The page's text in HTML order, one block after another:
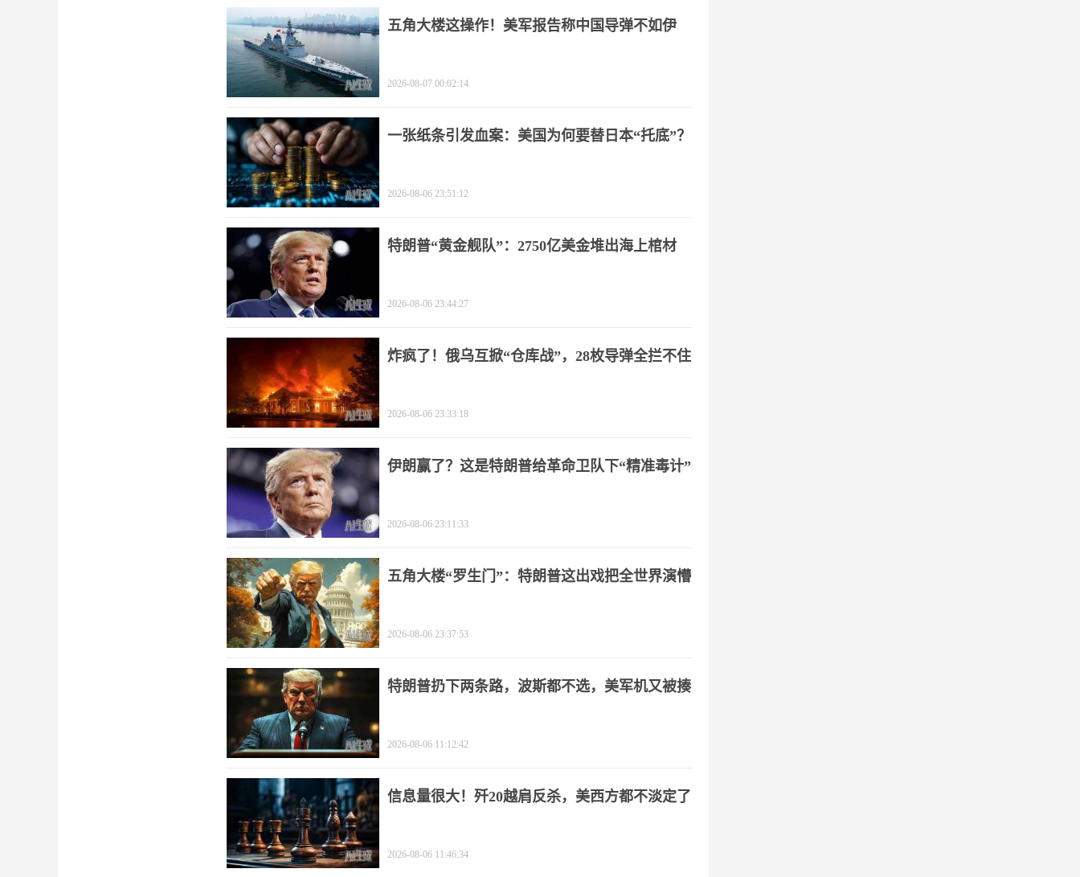
五角大楼这操作！美军报告称中国导弹不如伊
2026-08-07 00:02:14
一张纸条引发血案：美国为何要替日本“托底”？
2026-08-06 23:51:12
特朗普“黄金舰队”：2750亿美金堆出海上棺材
2026-08-06 23:44:27
炸疯了！俄乌互掀“仓库战”，28枚导弹全拦不住
2026-08-06 23:33:18
伊朗赢了？这是特朗普给革命卫队下“精准毒计”
2026-08-06 23:11:33
五角大楼“罗生门”：特朗普这出戏把全世界演懵
2026-08-06 23:37:53
特朗普扔下两条路，波斯都不选，美军机又被揍
2026-08-06 11:12:42
信息量很大！歼20越肩反杀，美西方都不淡定了
2026-08-06 11:46:34